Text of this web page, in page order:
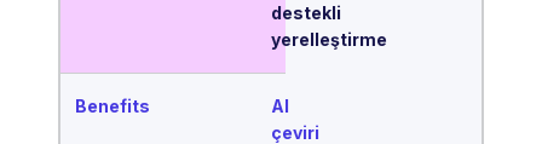
destekli
yerelleştirme
AI
çeviri